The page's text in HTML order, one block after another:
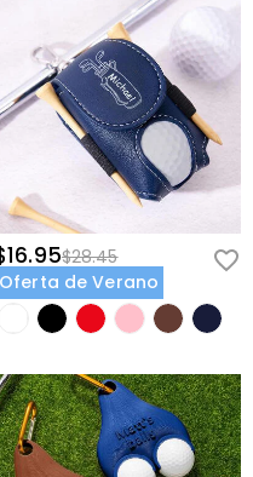
$28.45
Oferta de Verano